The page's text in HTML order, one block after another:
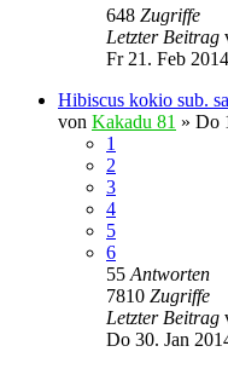
648 Zugriffe
Letzter Beitrag
Fr 21. Feb
Hibiscus kokio sub.
von Kakadu 81 » Do
1
2
3
4
5
6
55 Antworten
7810 Zugriffe
Letzter Beitrag
Do 30. Jan